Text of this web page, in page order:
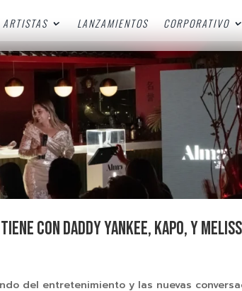
ARTISTAS LANZAMIENTOS CORPORATIVO
con Daddy Yankee, Kapo, y
del entretenimiento y las nuevas